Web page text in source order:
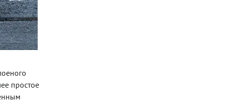
простое